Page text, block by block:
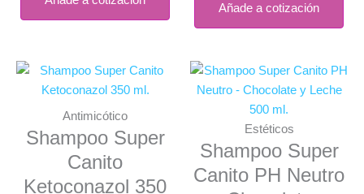
Añade a cotización
Antimicótico
Shampoo Super
Canito
Ketoconazol 350
Estéticos
Shampoo Super
Canito PH Neutro